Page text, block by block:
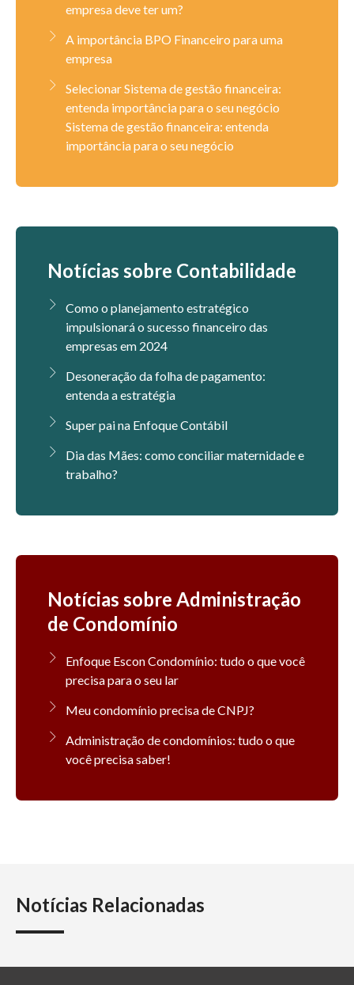
empresa deve ter um?
A importância BPO Financeiro para uma
empresa
Selecionar Sistema de gestão financeira:
entenda importância para o seu negócio
Sistema de gestão financeira: entenda
importância para o seu negócio
Notícias sobre Contabilidade
Como o planejamento estratégico
impulsionará o sucesso financeiro das
empresas em 2024
Desoneração da folha de pagamento:
entenda a estratégia
Super pai na Enfoque Contábil
Dia das Mães: como conciliar maternidade e
trabalho?
Notícias sobre Administração
de Condomínio
Enfoque Escon Condomínio: tudo o que você
precisa para o seu lar
Meu condomínio precisa de CNPJ?
Administração de condomínios: tudo o que
você precisa saber!
Notícias Relacionadas